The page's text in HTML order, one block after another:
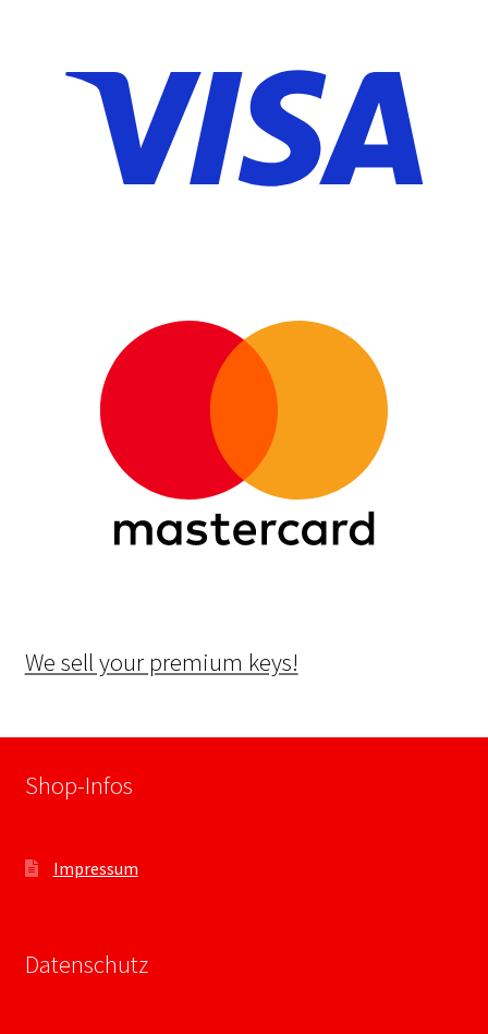
We sell your premium keys!
Shop-Infos
Impressum
Datenschutz